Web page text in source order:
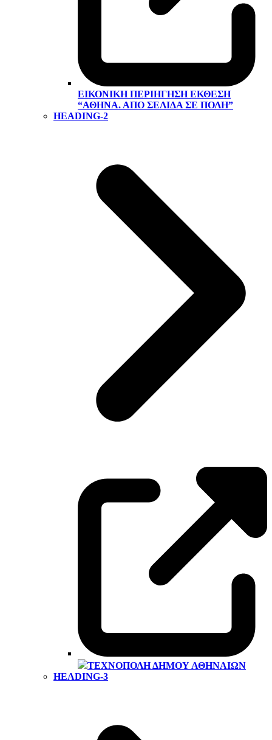
ΕΙΚΟΝΙΚΉ ΠΕΡΙΉΓΗΣΗ ΕΚΘΕΣΗ
“ΑΘΉΝΑ. ΑΠΌ ΣΕΛΊΔΑ ΣΕ ΠΌΛΗ”
HEADING-2
ΤΕΧΝΌΠΟΛΗ ΔΉΜΟΥ ΑΘΗΝΑΊΩΝ
HEADING-3